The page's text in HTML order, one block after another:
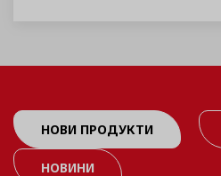
НОВИ ПРОДУКТИ
НОВИНИ